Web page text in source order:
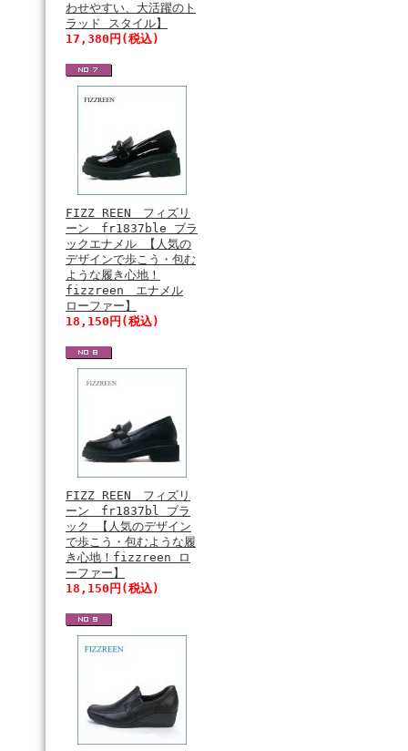
わせやすい、大活躍のト
ラッド スタイル】
17,380円(税込)
FIZZ REEN フィズリ
ーン fr1837ble ブラ
ックエナメル 【人気の
デザインで歩こう・包む
ような履き心地！
fizzreen エナメル
ローファー】
18,150円(税込)
FIZZ REEN フィズリ
ーン fr1837bl ブラ
ック 【人気のデザイン
で歩こう・包むような履
き心地！fizzreen ロ
ーファー】
18,150円(税込)